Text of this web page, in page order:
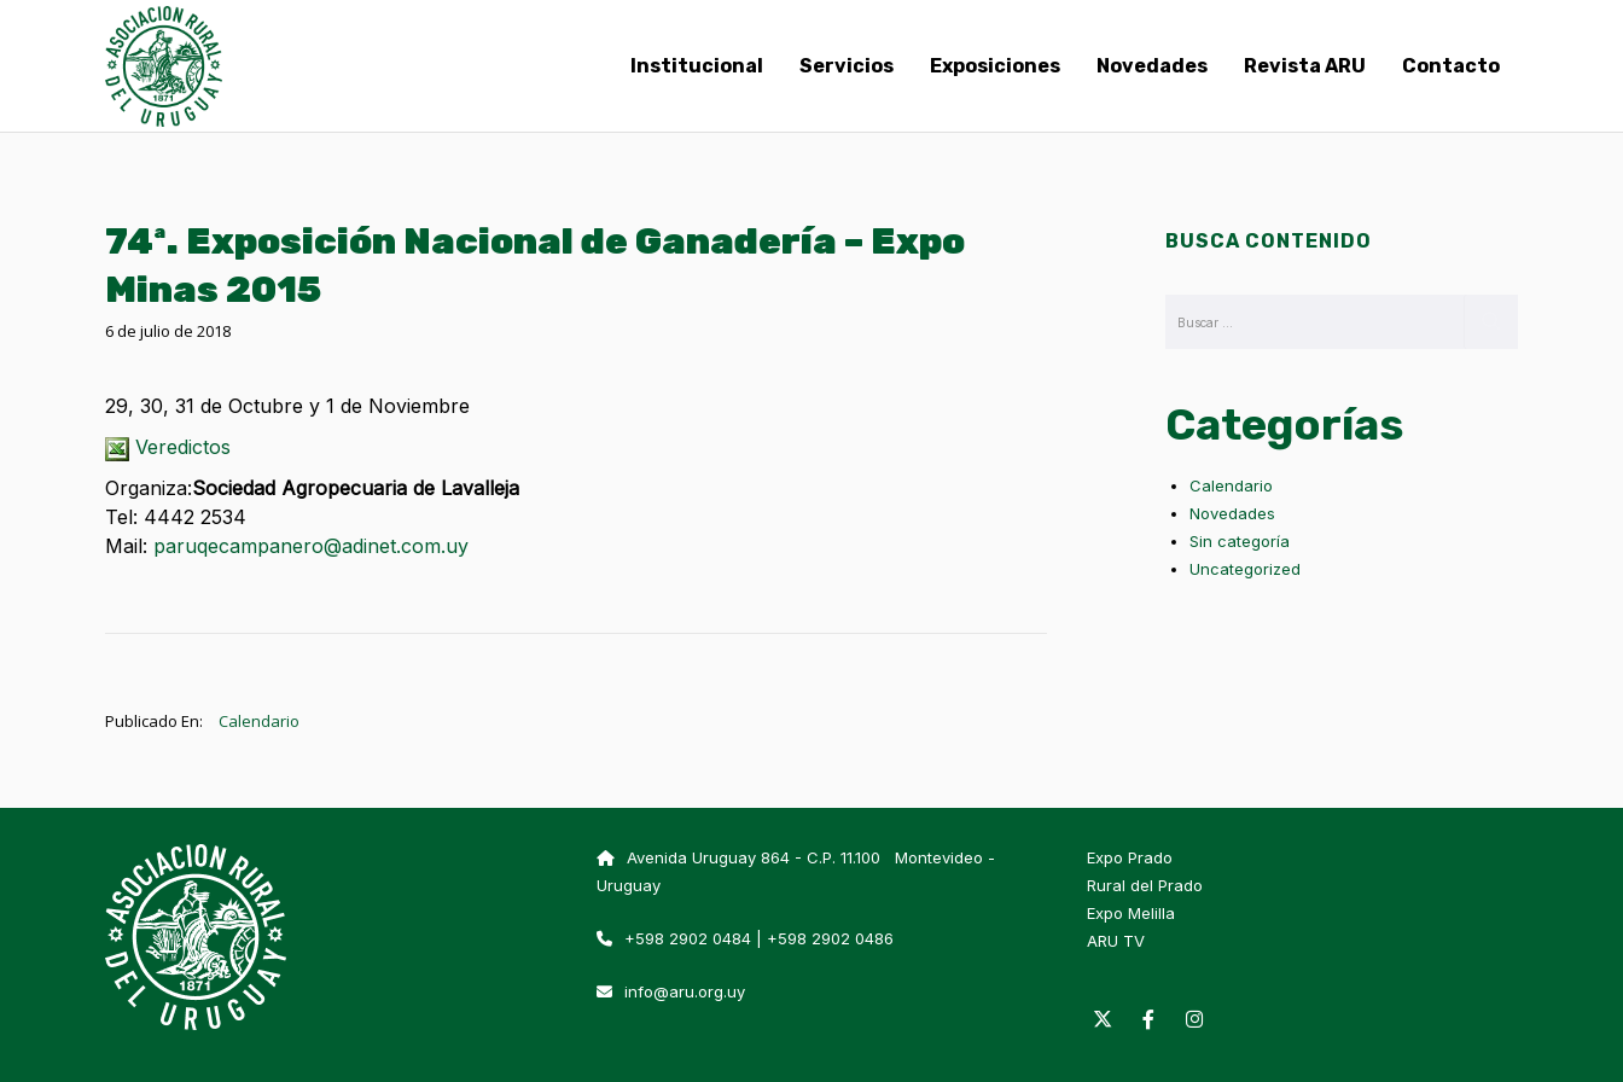
Institucional Servicios Exposiciones Novedades Revista ARU Contacto
74ª. Exposición Nacional de Ganadería – Expo
Minas 2015
6 de julio de 2018
29, 30, 31 de Octubre y 1 de Noviembre
Veredictos
Organiza:Sociedad Agropecuaria de Lavalleja
Tel: 4442 2534
Mail: paruqecampanero@adinet.com.uy
Publicado En: Calendario
BUSCA CONTENIDO
Categorías
Calendario
Novedades
Sin categoría
Uncategorized
Avenida Uruguay 864 - C.P. 11.100 Montevideo -
Uruguay
+598 2902 0484 | +598 2902 0486
info@aru.org.uy
Expo Prado
Rural del Prado
Expo Melilla
ARU TV